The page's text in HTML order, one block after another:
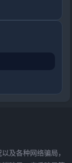
及各种网络骗局，